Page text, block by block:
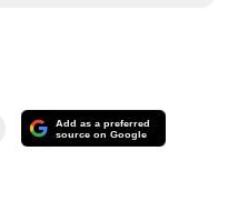
Add as a preferred
source on Google